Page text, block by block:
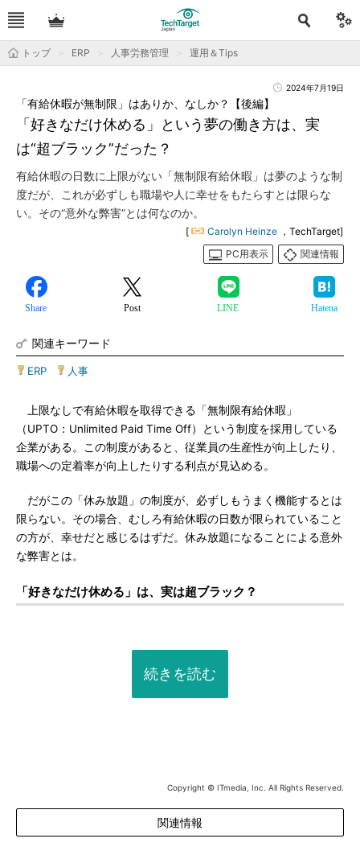
トップ ERP 人事労務管理 運用＆Tips
2024年7月19日
「好きなだけ休める」という夢の働き方は、実
は“超ブラック”だった？
「有給休暇が無制限」はありか、なしか？【後編】
有給休暇の日数に上限がない「無制限有給休暇」は夢のような制
度だが、これが必ずしも職場や人に幸せをもたらすとは限らな
い。その“意外な弊害”とは何なのか。
[ Carolyn Heinze ，TechTarget]
PC用表示
関連情報
Share Post LINE Hatena
関連キーワード
ERP 人事
上限なしで有給休暇を取得できる「無制限有給休暇」
（UPTO：Unlimited Paid Time Off）という制度を採用している
企業がある。この制度があると、従業員の生産性が向上したり、
職場への定着率が向上したりする利点が見込める。
だがこの「休み放題」の制度が、必ずしもうまく機能するとは
限らない。その場合、むしろ有給休暇の日数が限られていること
の方が、幸せだと感じるはずだ。休み放題になることによる意外
な弊害とは。
「好きなだけ休める」は、実は超ブラック？
続きを読む
Copyright © ITmedia, Inc. All Rights Reserved.
関連情報